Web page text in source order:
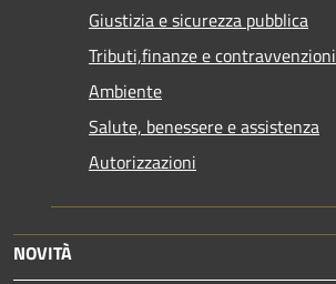
Giustizia e sicurezza pubblica
Tributi,finanze e contravvenzioni
Ambiente
Salute, benessere e assistenza
Autorizzazioni
NOVITÀ